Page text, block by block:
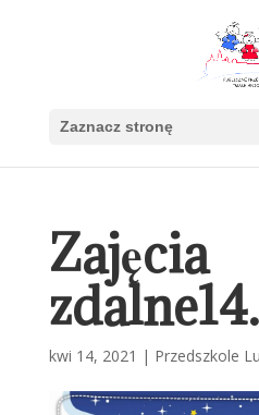
Zaznacz stronę
Zajęcia
kwi 14, 2021 | Przedszkole